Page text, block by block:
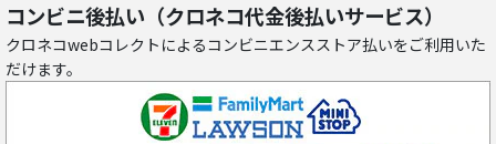
コンビニ後払い（クロネコ代金後払いサービス）
クロネコwebコレクトによるコンビニエンスストア払いをご利用いた
だけます。